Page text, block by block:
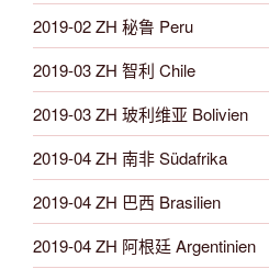
2019-02 ZH 秘鲁 Peru
2019-03 ZH 智利 Chile
2019-03 ZH 玻利维亚 Bolivien
2019-04 ZH 南非 Südafrika
2019-04 ZH 巴西 Brasilien
2019-04 ZH 阿根廷 Argentinien